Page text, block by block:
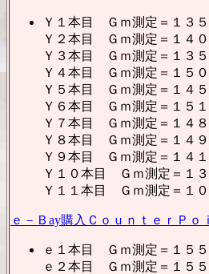
Ｙ１本目 Ｇｍ測定＝１３
Ｙ２本目 Ｇｍ測定＝１４
Ｙ３本目 Ｇｍ測定＝１３
Ｙ４本目 Ｇｍ測定＝１５
Ｙ５本目 Ｇｍ測定＝１４
Ｙ６本目 Ｇｍ測定＝１５
Ｙ７本目 Ｇｍ測定＝１４
Ｙ８本目 Ｇｍ測定＝１４
Ｙ９本目 Ｇｍ測定＝１４
Ｙ１０本目 Ｇｍ測定＝１
Ｙ１１本目 Ｇｍ測定＝１
ｅ－Ｂay購入ＣｏｕｎｔｅｒＰ
ｅ１本目 Ｇｍ測定＝１５
ｅ２本目 Ｇｍ測定＝１５